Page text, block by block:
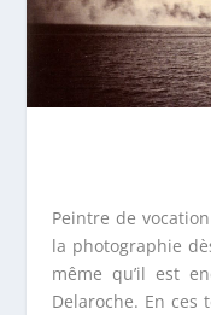
Peintre de
la photographie
même qu’il est
Delaroche. En